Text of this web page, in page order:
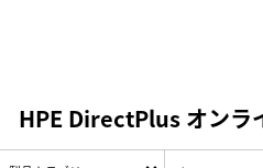
HPE DirectPlus オンラ